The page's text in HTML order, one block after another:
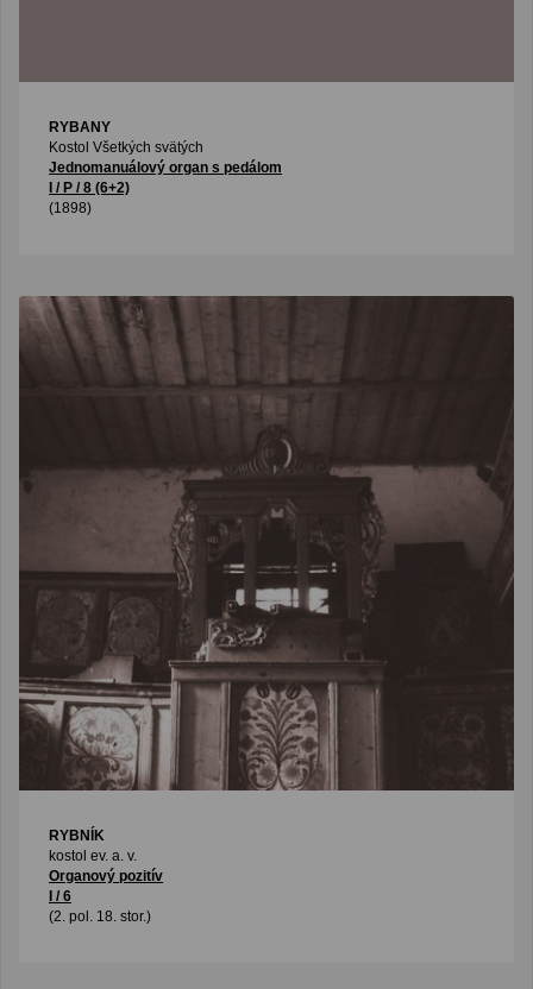
RYBANY
Kostol Všetkých svätých
Jednomanuálový organ s pedálom
I / P / 8 (6+2)
(1898)
RYBNÍK
kostol ev. a. v.
Organový pozitív
I / 6
(2. pol. 18. stor.)